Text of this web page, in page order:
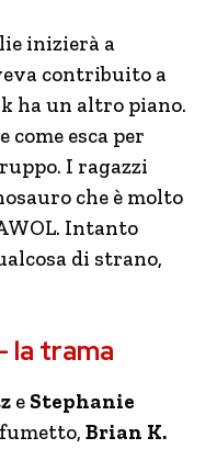
inizierà a
contribuito a
ha un altro piano.
esca per
I ragazzi
che è molto
Intanto
di strano,
la trama
e Stephanie
Brian K.